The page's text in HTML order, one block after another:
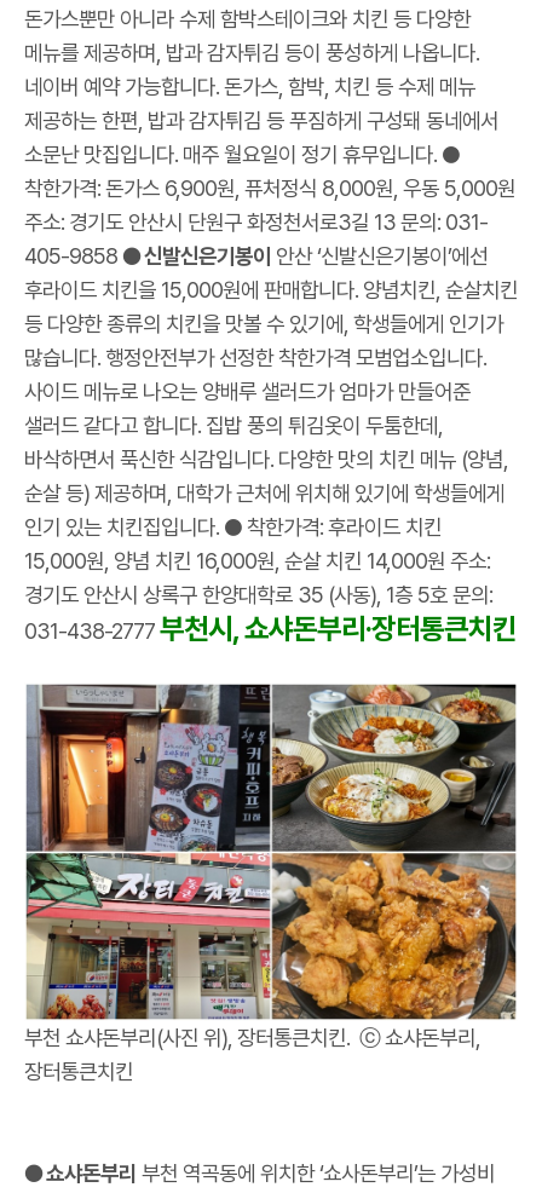
돈가스뿐만 아니라 수제 함박스테이크와 치킨 등 다양한
메뉴를 제공하며, 밥과 감자튀김 등이 풍성하게 나옵니다.
네이버 예약 가능합니다. 돈가스, 함박, 치킨 등 수제 메뉴
제공하는 한편, 밥과 감자튀김 등 푸짐하게 구성돼 동네에서
소문난 맛집입니다. 매주 월요일이 정기 휴무입니다. ●
착한가격: 돈가스 6,900원, 퓨처정식 8,000원, 우동 5,000원
주소: 경기도 안산시 단원구 화정천서로3길 13 문의: 031-
405-9858 ● 신발신은기봉이 안산 ‘신발신은기봉이’에선
후라이드 치킨을 15,000원에 판매합니다. 양념치킨, 순살치킨
등 다양한 종류의 치킨을 맛볼 수 있기에, 학생들에게 인기가
많습니다. 행정안전부가 선정한 착한가격 모범업소입니다.
사이드 메뉴로 나오는 양배루 샐러드가 엄마가 만들어준
샐러드 같다고 합니다. 집밥 풍의 튀김옷이 두툼한데,
바삭하면서 푹신한 식감입니다. 다양한 맛의 치킨 메뉴 (양념,
순살 등) 제공하며, 대학가 근처에 위치해 있기에 학생들에게
인기 있는 치킨집입니다. ● 착한가격: 후라이드 치킨
15,000원, 양념 치킨 16,000원, 순살 치킨 14,000원 주소:
경기도 안산시 상록구 한양대학로 35 (사동), 1층 5호 문의:
031-438-2777부천시, 쇼샤돈부리·장터통큰치킨
부천 쇼샤돈부리(사진 위), 장터통큰치킨. ⓒ 쇼샤돈부리,
장터통큰치킨
● 쇼샤돈부리 부천 역곡동에 위치한 ‘쇼사돈부리’는 가성비